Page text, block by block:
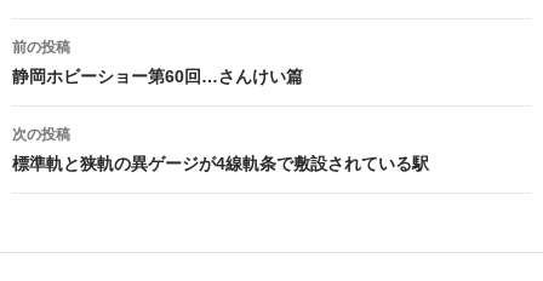
投
稿
ナ
ビ
ー
前の投稿
静岡ホビーショー第60回…さんけい篇
次の投稿
標準軌と狭軌の異ゲージが4線軌条で敷設されている駅